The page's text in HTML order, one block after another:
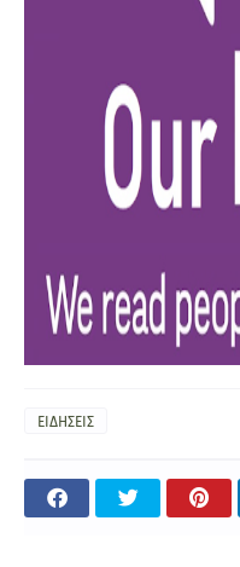
ΕΙΔΗΣΕΙΣ